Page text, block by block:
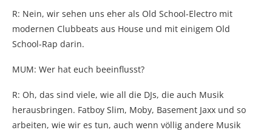
R: Nein, wir sehen uns eher als Old School-Electro mit
modernen Clubbeats aus House und mit einigem Old
School-Rap darin.
MUM: Wer hat euch beeinflusst?
R: Oh, das sind viele, wie all die DJs, die auch Musik
herausbringen. Fatboy Slim, Moby, Basement Jaxx und so
arbeiten, wie wir es tun, auch wenn völlig andere Musik